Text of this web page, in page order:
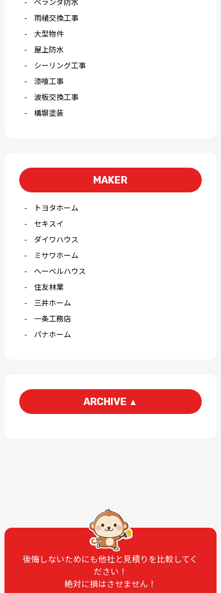
雨樋交換工事
大型物件
屋上防水
シーリング工事
漆喰工事
波板交換工事
構塀塗装
MAKER
トヨタホーム
セキスイ
ダイワハウス
ミサワホーム
へーベルハウス
住友林業
三井ホーム
一条工務店
パナホーム
ARCHIVE ▲
2025-02
2025-01
2024-12
2024-08
後悔しないためにも他社と見積りを比較してく
ださい！
絶対に損はさせません！